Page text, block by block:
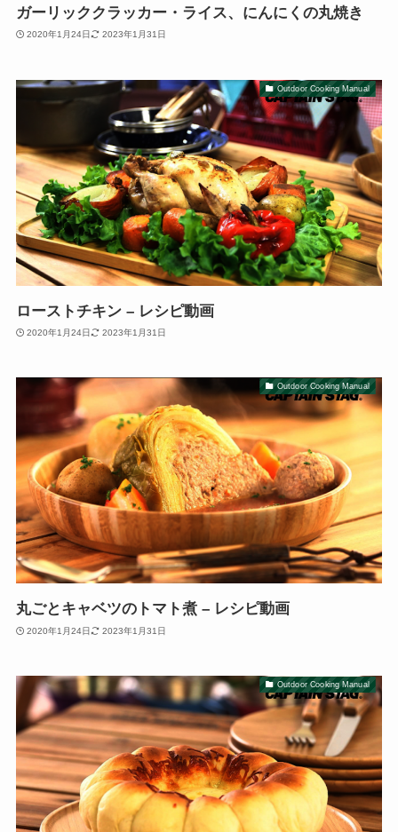
ガーリッククラッカー・ライス、にんにくの丸焼き
2020年1月24日 2023年1月31日
Outdoor Cooking Manual
ローストチキン – レシピ動画
2020年1月24日 2023年1月31日
Outdoor Cooking Manual
丸ごとキャベツのトマト煮 – レシピ動画
2020年1月24日 2023年1月31日
Outdoor Cooking Manual